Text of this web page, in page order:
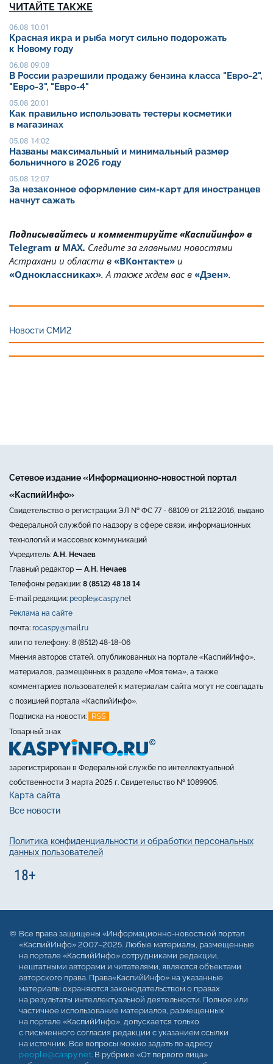
ЧИТАЙТЕ ТАКЖЕ
06.08 10:01
Красная икра и рыба могут сильно подорожать
к Новому году
06.08 09:08
В России разрешили продажу бензина класса "Евро-2",
"Евро-3", "Евро-4"
05.08 20:01
Как правильно использовать тестеры косметики
в магазинах
05.08 14:02
Названы максимальный и минимальный размер
больничного в 2026 году
05.08 12:07
За незаконное оформление сим-карт для иностранцев
начнут сажать
Подписывайтесь и комментируйте «Каспийинфо» в
Telegram и MAX. Cледите за главными новостями
Астрахани и области в «ВКонтакте» и
«Одноклассниках». А также ждём вас в «Дзен».
Новости СМИ2
Сетевое издание «Информационно-новостной портал
«КаспийИнфо»
Свидетельство о регистрации ЭЛ № ФС 77 - 68109 от 21.12.2016, выдано
Федеральной службой по надзору в сфере связи, информационных
технологий и массовых коммуникаций
Учредитель: А.Н. Нечаев
Главный редактор — А.Н. Нечаев
Телефоны редакции: 8 (8512) 48 18 14
E-mail редакции: people@caspy.net
Реклама на сайте
почта: rocaspy@mail.ru
или по телефону: 8 (8512) 48-18-06
Мнения авторов статей, опубликованных на портале «КаспийИнфо»,
материалов, размещённых в разделе «Моя тема», а также
комментариев пользователей к материалам сайта могут не совпадать
с позицией портала «КаспийИнфо».
Подписка на новости:
RSS
Товарный знак
зарегистрирован в Федеральной службе по интеллектуальной
собственности 3 марта 2025 г. Свидетельство № 1089905.
Карта сайта
Все новости
Политика конфиденциальности и обработки персональных
данных пользователей
Все права защищены «Информационно-новостной портал
«КаспийИнфо» 2007–2025. Любые материалы, размещенные
на портале «КаспийИнфо» сотрудниками редакции,
нештатными авторами и читателями, являются объектами
авторского права. Права«КаспийИнфо» на указанные
материалы охраняются законодательством о правах
на результаты интеллектуальной деятельности. Полное или
частичное использование материалов, размещенных
на портале «КаспийИнфо», допускается только
с письменного согласия редакции с указанием ссылки
на источник. Все вопросы можно задать по адресу
people@caspy.net. В рубрике «От первого лица»